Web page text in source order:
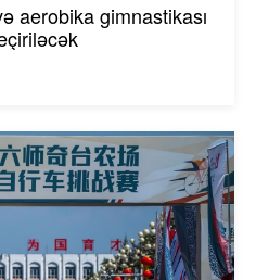
aerobika gimnastikası